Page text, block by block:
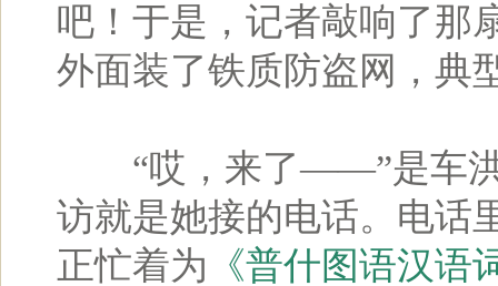
吧！于是，记者敲响了
外面装了铁质防盗网，典
“哎，来了——”是车洪
访就是她接的电话。电话
正忙着为 《普什图语汉语